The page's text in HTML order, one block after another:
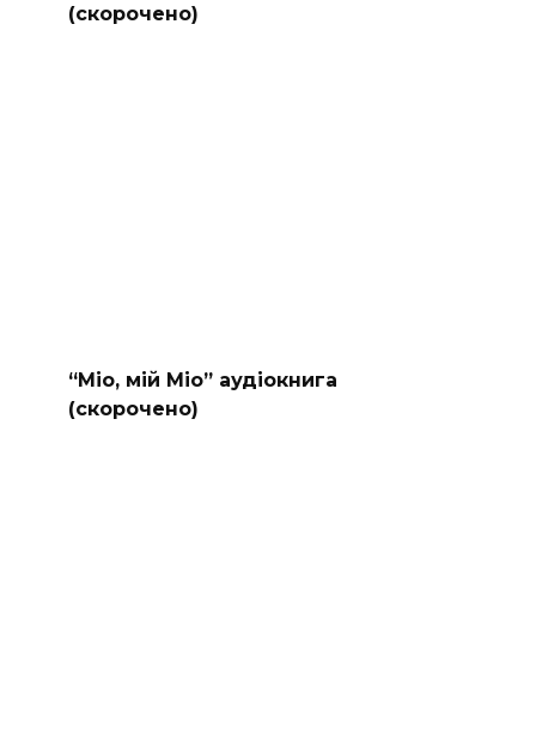
(скорочено)
“Міо, мій Міо” аудіокнига
(скорочено)